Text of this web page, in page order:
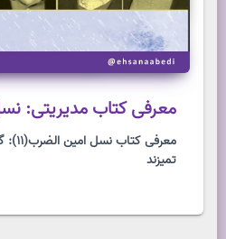
معرفی کتاب مدیریتی:
تمیزند